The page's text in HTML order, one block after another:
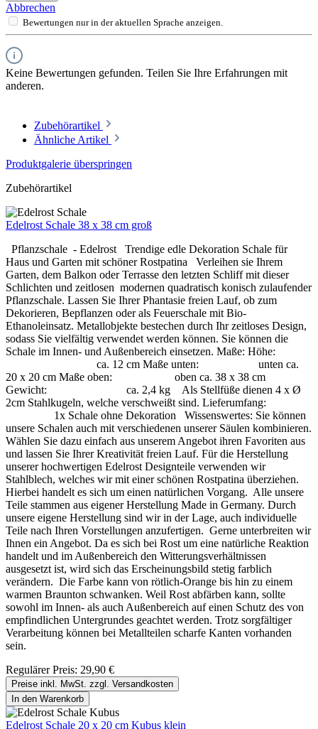
Abbrechen
Bewertungen nur in der aktuellen Sprache anzeigen.
Keine Bewertungen gefunden. Teilen Sie Ihre Erfahrungen mit
anderen.
Zubehörartikel
Ähnliche Artikel
Produktgalerie überspringen
Zubehörartikel
Edelrost Schale 38 x 38 cm groß
Pflanzschale - Edelrost Trendige edle Dekoration Schale für
Haus und Garten mit schöner Rostpatina Verleihen sie Ihrem
Garten, dem Balkon oder Terrasse den letzten Schliff mit dieser
Schlichten und zeitlosen modernen quadratisch konisch zulaufender
Pflanzschale. Lassen Sie Ihrer Phantasie freien Lauf, ob zum
Dekorieren, Bepflanzen oder als Feuerschale mit Bio-
Ethanoleinsatz. Metallobjekte bestechen durch Ihr zeitloses Design,
sodass Sie vielfältig verwendet werden können. Sie können die
Schale im Innen- und Außenbereich einsetzen. Maße: Höhe:
ca. 12 cm Maße unten: unten ca.
20 x 20 cm Maße oben: oben ca. 38 x 38 cm
Gewicht: ca. 2,4 kg Als Stellfüße dienen 4 x Ø
2cm Stahlkugeln, welche verschweißt sind. Lieferumfang:
1x Schale ohne Dekoration Wissenswertes: Sie können
unsere Schalen auch mit verschiedenen unserer Säulen kombinieren.
Wählen Sie dazu einfach aus unserem Angebot ihren Favoriten aus
und lassen Sie Ihrer Kreativität freien Lauf. Für die Herstellung
unserer hochwertigen Edelrost Designteile verwenden wir
Stahlblech, welches wir mit einer schönen Rostpatina überziehen.
Hierbei handelt es sich um einen natürlichen Vorgang. Alle unsere
Teile stammen aus eigener Herstellung Made in Germany. Durch
unsere eigene Herstellung sind wir in der Lage, auch individuelle
Teile nach Ihren Vorstellungen anzufertigen. Gerne unterbreiten wir
Ihnen ein Angebot. Da es sich bei Rost um eine natürliche Reaktion
handelt und im Außenbereich den Witterungsverhältnissen
ausgesetzt ist, wird sich das Erscheinungsbild stetig farblich
verändern. Die Farbe kann von rötlich-Orange bis hin zu einem
warmen Braunton schwanken. Weil Rost abfärben kann, sollte
sowohl im Innen- als auch Außenbereich auf einen Schutz des von
empfindlichen Untergrundes geachtet werden. Trotz sorgfältiger
Verarbeitung können bei Metallteilen scharfe Kanten vorhanden
sein.
Regulärer Preis: 29,90 €
Preise inkl. MwSt. zzgl. Versandkosten
In den Warenkorb
Edelrost Schale 20 x 20 cm Kubus klein